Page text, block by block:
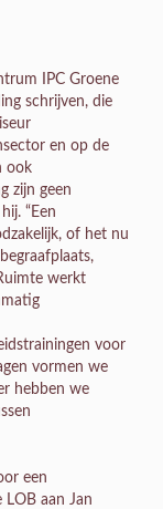
IPC Groene
schrijven, die
en op de
ook
zijn geen
“Een
of het nu
werkt
voor
vormen we
hebben we
een
LOB aan Jan